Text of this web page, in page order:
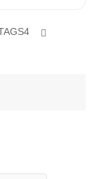
吗？